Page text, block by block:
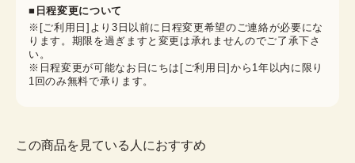
■日程変更について
※[ご利用日]より3日以前に日程変更希望のご連絡が必要にな
ります。期限を過ぎますと変更は承れませんのでご了承下さ
い。
※日程変更が可能なお日にちは[ご利用日]から1年以内に限り
1回のみ無料で承ります。
この商品を見ている人におすすめ